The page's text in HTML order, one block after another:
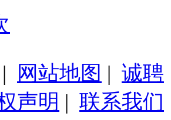
| 网站地图 | 诚聘
声明 | 联系我们